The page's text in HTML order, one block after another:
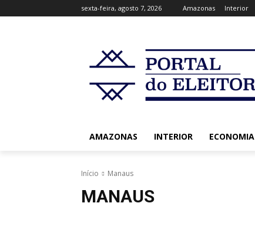
sexta-feira, agosto 7, 2026 Amazonas Interior
AMAZONAS INTERIOR ECONOMIA
Início Manaus
MANAUS